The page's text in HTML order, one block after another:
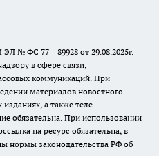
№ ФС 77 – 89928 от 29.08.2025г.
в сфере связи,
коммуникаций. При
материалов новостного
а также теле-
обязательна. При использовании
на ресурс обязательна, в
нормы законодательства РФ об